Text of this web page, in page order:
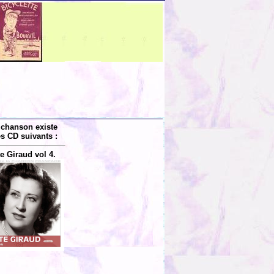
existe
CD suivants :
Giraud vol 4.